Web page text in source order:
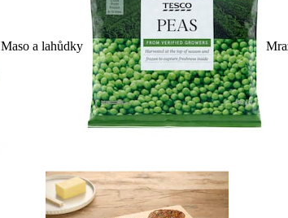
Maso a lahůdky